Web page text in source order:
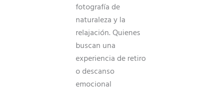
fotografía de
naturaleza y la
relajación. Quienes
buscan una
experiencia de retiro
o descanso
emocional